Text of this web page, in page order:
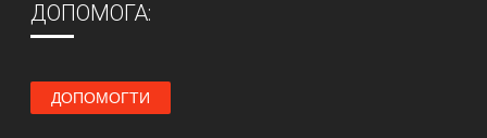
ДОПОМОГА:
ДОПОМОГТИ